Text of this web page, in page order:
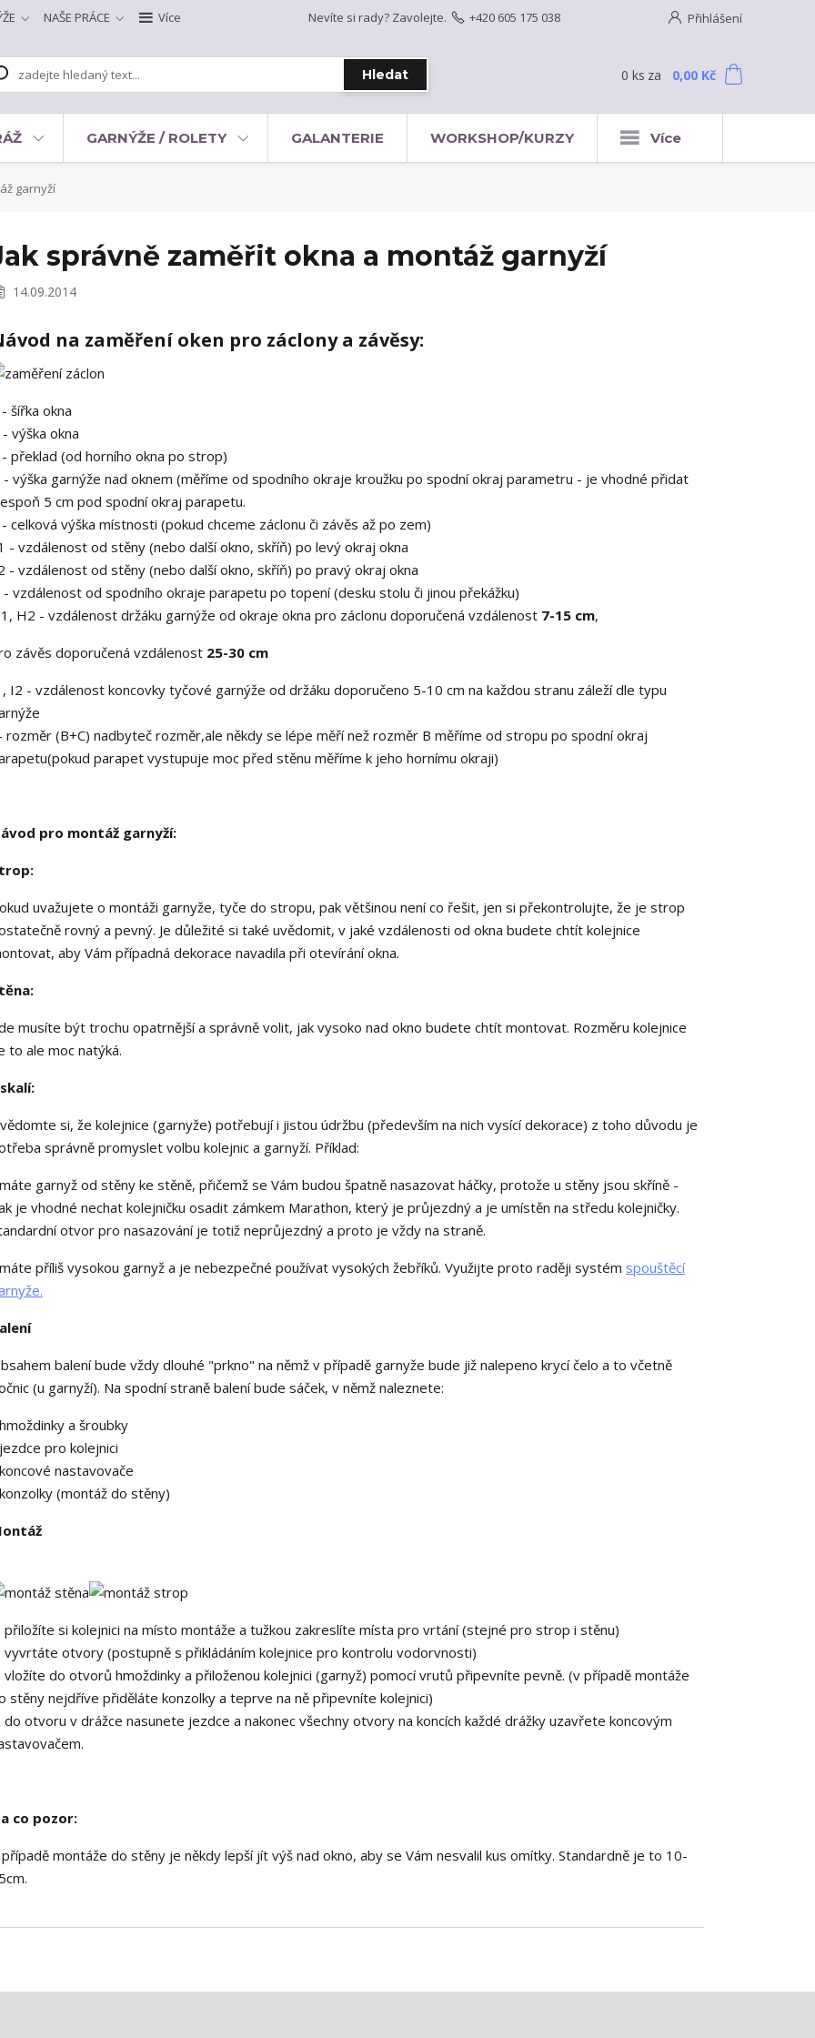
NAŠE PRÁCE Více Přihlášení
Hledat
Nevíte si rady? Zavolejte. +420 605 175 038
0 ks za 0,00 Kč
GARNÝŽE / ROLETY GALANTERIE WORKSHOP/KURZY Více
garnyží
správně zaměřit okna a montáž garnyží
14.09.2014
na zaměření oken pro záclony a závěsy:
- šířka okna
- výška okna
- překlad (od horního okna po strop)
- výška garnýže nad oknem (měříme od spodního okraje kroužku po spodní okraj parametru - je vhodné přidat
5 cm pod spodní okraj parapetu.
- celková výška místnosti (pokud chceme záclonu či závěs až po zem)
- vzdálenost od stěny (nebo další okno, skříň) po levý okraj okna
- vzdálenost od stěny (nebo další okno, skříň) po pravý okraj okna
- vzdálenost od spodního okraje parapetu po topení (desku stolu či jinou překážku)
H2 - vzdálenost držáku garnýže od okraje okna pro záclonu doporučená vzdálenost 7-15 cm,
závěs doporučená vzdálenost 25-30 cm
I2 - vzdálenost koncovky tyčové garnýže od držáku doporučeno 5-10 cm na každou stranu záleží dle typu
rozměr (B+C) nadbyteč rozměr,ale někdy se lépe měří než rozměr B měříme od stropu po spodní okraj
parapet vystupuje moc před stěnu měříme k jeho hornímu okraji)
pro montáž garnyží:
uvažujete o montáži garnyže, tyče do stropu, pak většinou není co řešit, jen si překontrolujte, že je strop
rovný a pevný. Je důležité si také uvědomit, v jaké vzdálenosti od okna budete chtít kolejnice
aby Vám případná dekorace navadila při otevírání okna.
musíte být trochu opatrnější a správně volit, jak vysoko nad okno budete chtít montovat. Rozměru kolejnice
to ale moc natýká.
si, že kolejnice (garnyže) potřebují i jistou údržbu (především na nich vysící dekorace) z toho důvodu je
správně promyslet volbu kolejnic a garnyží. Příklad:
garnyž od stěny ke stěně, přičemž se Vám budou špatně nasazovat háčky, protože u stěny jsou skříně -
je vhodné nechat kolejničku osadit zámkem Marathon, který je průjezdný a je umístěn na středu kolejničky.
otvor pro nasazování je totiž neprůjezdný a proto je vždy na straně.
příliš vysokou garnyž a je nebezpečné používat vysokých žebříků. Využijte proto raději systém spouštěcí
balení bude vždy dlouhé "prkno" na němž v případě garnyže bude již nalepeno krycí čelo a to včetně
(u garnyží). Na spodní straně balení bude sáček, v němž naleznete:
a šroubky
pro kolejnici
nastavovače
(montáž do stěny)
přiložíte si kolejnici na místo montáže a tužkou zakreslíte místa pro vrtání (stejné pro strop i stěnu)
vyvrtáte otvory (postupně s přikládáním kolejnice pro kontrolu vodorvnosti)
vložíte do otvorů hmoždinky a přiloženou kolejnici (garnyž) pomocí vrutů připevníte pevně. (v případě montáže
stěny nejdříve přiděláte konzolky a teprve na ně připevníte kolejnici)
do otvoru v drážce nasunete jezdce a nakonec všechny otvory na koncích každé drážky uzavřete koncovým
co pozor:
případě montáže do stěny je někdy lepší jít výš nad okno, aby se Vám nesvalil kus omítky. Standardně je to 10-